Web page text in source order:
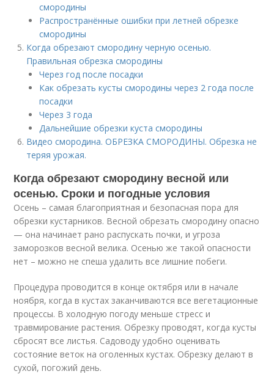
смородины
Распространённые ошибки при летней обрезке
смородины
Когда обрезают смородину черную осенью.
Правильная обрезка смородины
Через год после посадки
Как обрезать кусты смородины через 2 года после
посадки
Через 3 года
Дальнейшие обрезки куста смородины
Видео смородина. ОБРЕЗКА СМОРОДИНЫ. Обрезка не
теряя урожая.
Когда обрезают смородину весной или
осенью. Сроки и погодные условия
Осень – самая благоприятная и безопасная пора для
обрезки кустарников. Весной обрезать смородину опасно
— она начинает рано распускать почки, и угроза
заморозков весной велика. Осенью же такой опасности
нет – можно не спеша удалить все лишние побеги.
Процедура проводится в конце октября или в начале
ноября, когда в кустах заканчиваются все вегетационные
процессы. В холодную погоду меньше стресс и
травмирование растения. Обрезку проводят, когда кусты
сбросят все листья. Садоводу удобно оценивать
состояние веток на оголенных кустах. Обрезку делают в
сухой, погожий день.